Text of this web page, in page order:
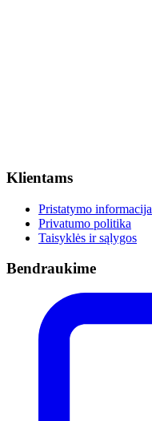
Klientams
Pristatymo informacija
Privatumo politika
Taisyklės ir sąlygos
Bendraukime